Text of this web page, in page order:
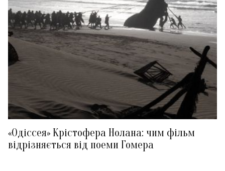
«Одіссея» Крістофера Нолана: чим фільм
відрізняється від поеми Гомера